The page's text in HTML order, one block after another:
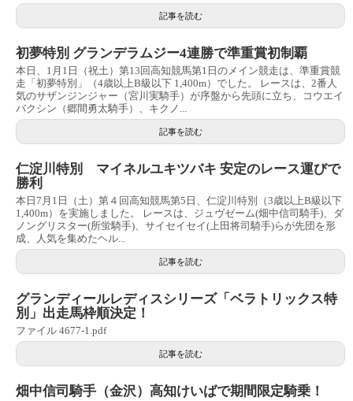
記事を読む
初夢特別 グランデラムジー4連勝で準重賞初制覇
本日、1月1日（祝土）第13回高知競馬第1日のメイン競走は、準重賞競
走「初夢特別」（4歳以上B級以下 1,400m）でした。 レースは、2番人
気のサザンジンジャー（宮川実騎手）が序盤から先頭に立ち、コウエイ
バクシン（郷間勇太騎手）、キクノ...
記事を読む
仁淀川特別 マイネルユキツバキ 安定のレース運びで
勝利
本日7月1日（土）第４回高知競馬第5日、仁淀川特別（3歳以上B級以下
1,400m）を実施しました。 レースは、ジュヴゼーム(畑中信司騎手)、ダ
ノングリスター(所蛍騎手)、サイセイセイ(上田将司騎手)らが先団を形
成、人気を集めたヘル...
記事を読む
グランディールレディスシリーズ「ベラトリックス特
別」出走馬枠順決定！
ファイル 4677-1.pdf
記事を読む
畑中信司騎手（金沢）高知けいばで期間限定騎乗！